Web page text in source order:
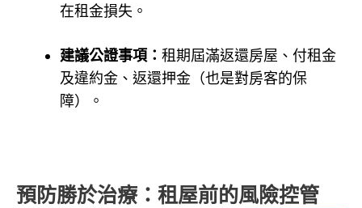
在租金損失。
建議公證事項： 租期屆滿返還房屋、付租金
及違約金、返還押金（也是對房客的保
障）。
預防勝於治療：租屋前的風險控管